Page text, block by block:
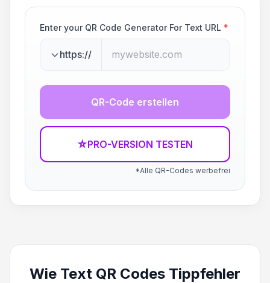
Enter your QR Code Generator For Text URL *
https://
QR-Code erstellen
☆PRO-VERSION TESTEN
*Alle QR-Codes werbefrei
Wie Text QR Codes Tippfehler